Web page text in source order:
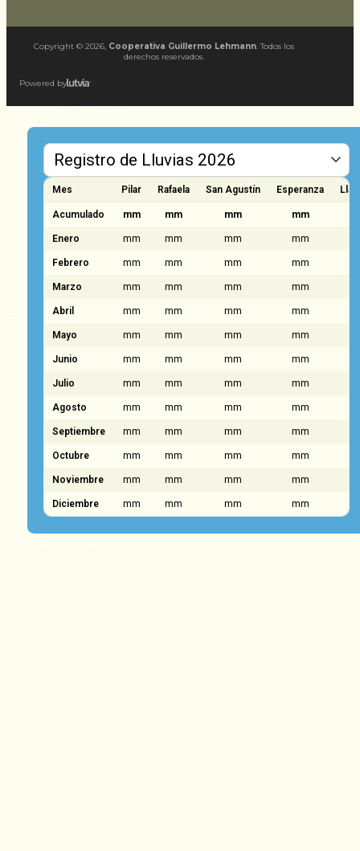
Copyright © 2026, Cooperativa Guillermo Lehmann. Todos los
derechos reservados.
Powered by
Mes Pilar Rafaela San Agustín Esperanza
Acumulado mm mm mm mm
Enero mm mm mm mm
Febrero mm mm mm mm
Marzo mm mm mm mm
Abril mm mm mm mm
Mayo mm mm mm mm
Junio mm mm mm mm
Julio mm mm mm mm
Agosto mm mm mm mm
Septiembre mm mm mm mm
Octubre mm mm mm mm
Noviembre mm mm mm mm
Diciembre mm mm mm mm